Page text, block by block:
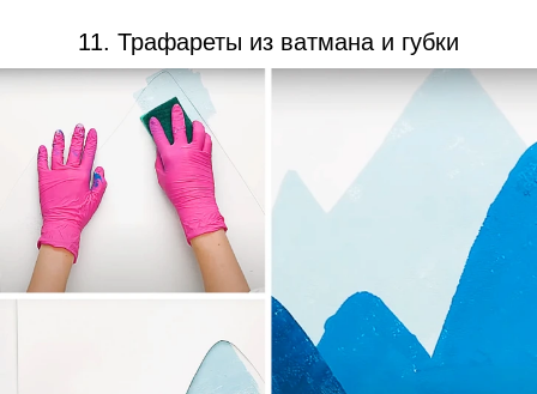
11. Трафареты из ватмана и губки